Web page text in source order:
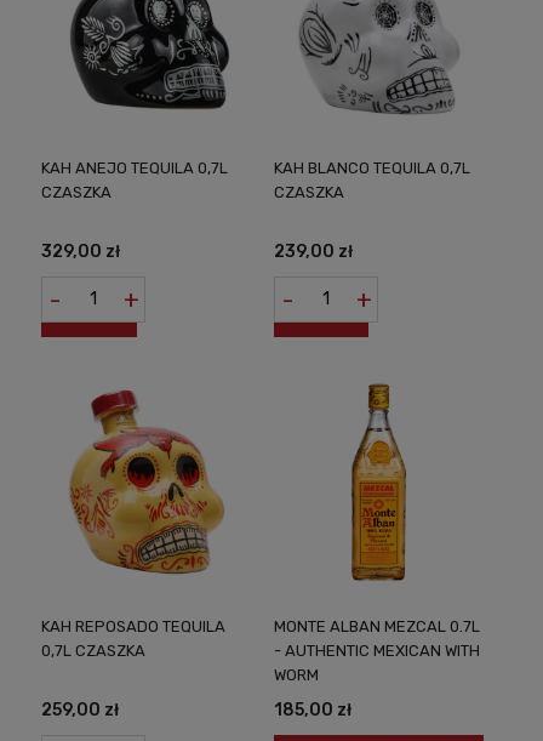
KAH ANEJO TEQUILA 0,7L
CZASZKA
329,00 zł
- +
KAH BLANCO TEQUILA 0,7L
CZASZKA
239,00 zł
- +
KAH REPOSADO TEQUILA
0,7L CZASZKA
259,00 zł
MONTE ALBAN MEZCAL 0.7L
- AUTHENTIC MEXICAN WITH
WORM
185,00 zł